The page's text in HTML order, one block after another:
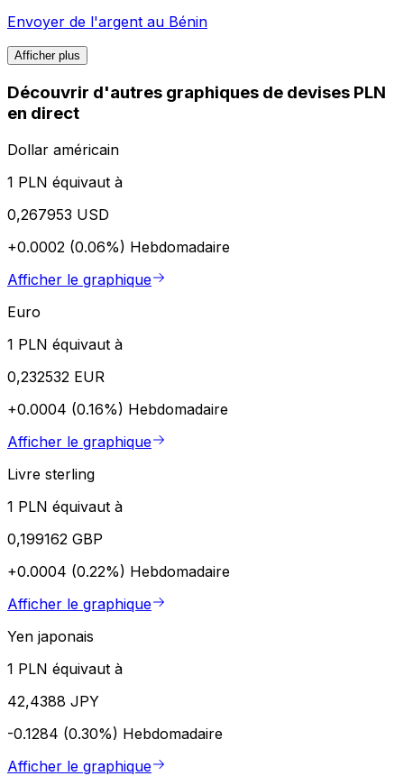
Envoyer de l'argent au Bénin
Afficher plus
Découvrir d'autres graphiques de devises PLN
en direct
Dollar américain
1 PLN équivaut à
0,267953 USD
+0.0002 (0.06%) Hebdomadaire
Afficher le graphique
Euro
1 PLN équivaut à
0,232532 EUR
+0.0004 (0.16%) Hebdomadaire
Afficher le graphique
Livre sterling
1 PLN équivaut à
0,199162 GBP
+0.0004 (0.22%) Hebdomadaire
Afficher le graphique
Yen japonais
1 PLN équivaut à
42,4388 JPY
-0.1284 (0.30%) Hebdomadaire
Afficher le graphique